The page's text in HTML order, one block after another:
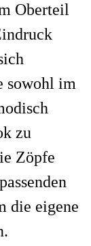
Oberteil
sowohl im
zu
Zöpfe
die eigene